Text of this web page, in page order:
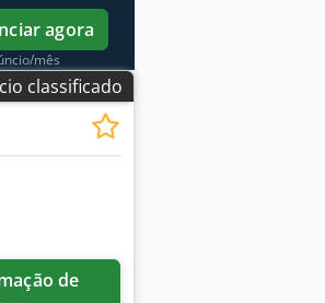
agora
mês
classificado